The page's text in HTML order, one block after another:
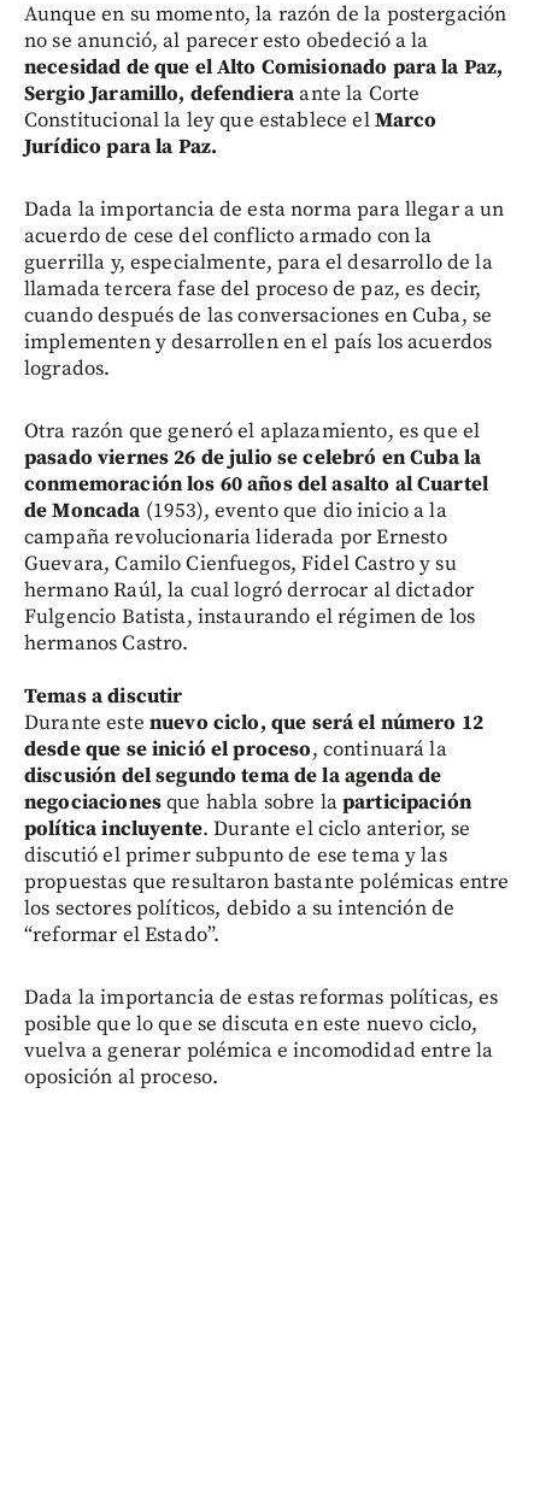
Aunque en su momento, la razón de la postergación
no se anunció, al parecer esto obedeció a la
necesidad de que el Alto Comisionado para la Paz,
Sergio Jaramillo, defendieraante la Corte
Constitucional la ley que establece elMarco
Jurídico para la Paz.
Dada la importancia de esta norma para llegar a un
acuerdo de cese del conflicto armado con la
guerrilla y, especialmente, para el desarrollo de la
llamada tercera fase del proceso de paz, es decir,
cuando después de las conversaciones en Cuba, se
implementen y desarrollen en el país los acuerdos
logrados.
Otra razón que generó el aplazamiento, es que el
pasado viernes 26 de julio se celebró en Cuba la
conmemoración los 60 años del asalto al Cuartel
de Moncada (1953), evento que dio inicio a la
campaña revolucionaria liderada por Ernesto
Guevara, Camilo Cienfuegos, Fidel Castro y su
hermano Raúl, la cual logró derrocar al dictador
Fulgencio Batista, instaurando el régimen de los
hermanos Castro.
Temas a discutir
Durante este nuevo ciclo, que será el número 12
desde que se inició el proceso, continuará la
discusión del segundo tema de la agenda de
negociacionesque habla sobre laparticipación
política incluyente. Durante el ciclo anterior, se
discutió el primer subpunto de ese tema y las
propuestas que resultaron bastante polémicas entre
los sectores políticos, debido a su intención de
“reformar el Estado”.
Dada la importancia de estas reformas políticas, es
posible que lo que se discuta en este nuevo ciclo,
vuelva a generar polémica e incomodidad entre la
oposición al proceso.